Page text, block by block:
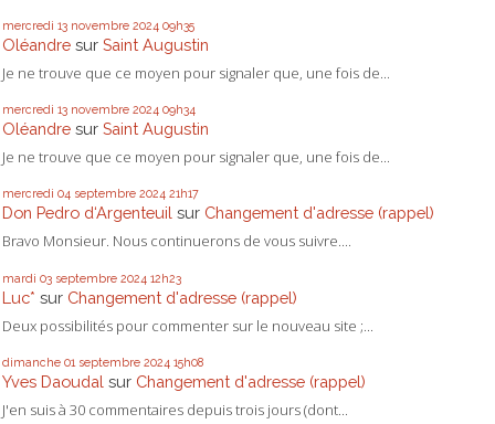
mercredi 13 novembre 2024 09h35
Oléandre sur Saint Augustin
Je ne trouve que ce moyen pour signaler que, une fois de...
mercredi 13 novembre 2024 09h34
Oléandre sur Saint Augustin
Je ne trouve que ce moyen pour signaler que, une fois de...
mercredi 04 septembre 2024 21h17
Don Pedro d‘Argenteuil sur Changement d'adresse (rappel)
Bravo Monsieur. Nous continuerons de vous suivre....
mardi 03 septembre 2024 12h23
Luc* sur Changement d'adresse (rappel)
Deux possibilités pour commenter sur le nouveau site ;...
dimanche 01 septembre 2024 15h08
Yves Daoudal sur Changement d'adresse (rappel)
J'en suis à 30 commentaires depuis trois jours (dont...